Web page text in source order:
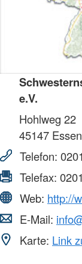
e.V.
Hohlweg 22
45147 Essen
Telefon:
Telefax:
Web: http://
E-Mail:
Karte: Link